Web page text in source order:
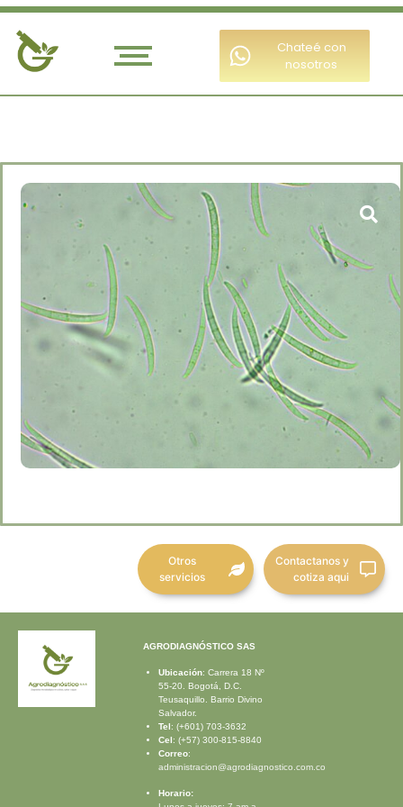
Chateé con
nosotros
Contactanos y
cotiza aqui
Otros
servicios
AGRODIAGNÓSTICO SAS
Ubicación: Carrera 18 Nº
55-20. Bogotá, D.C.
Teusaquillo. Barrio Divino
Salvador.
Tel: (+601) 703-3632
Cel: (+57) 300-815-8840
Correo:
administracion@agrodiagnostico.com.co
Horario: